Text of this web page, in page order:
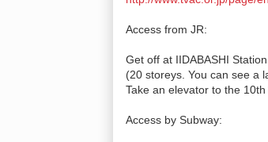
Access from JR:
Get off at IIDABASHI
(20 storeys. You can see a
Take an elevator to the 10th
Access by Subway: